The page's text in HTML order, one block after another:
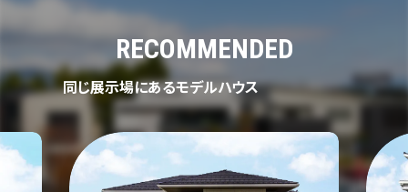
RECOMMENDED
同じ展示場にあるモデルハウス